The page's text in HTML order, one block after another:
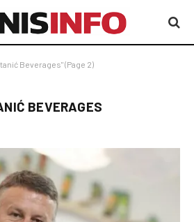
Beverages" (Page 2)
BEVERAGES